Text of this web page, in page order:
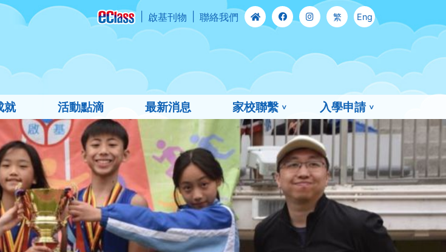
啟基刊物 聯絡我們 繁 Eng
就 活動點滴 最新消息 家校聯繫 入學申請